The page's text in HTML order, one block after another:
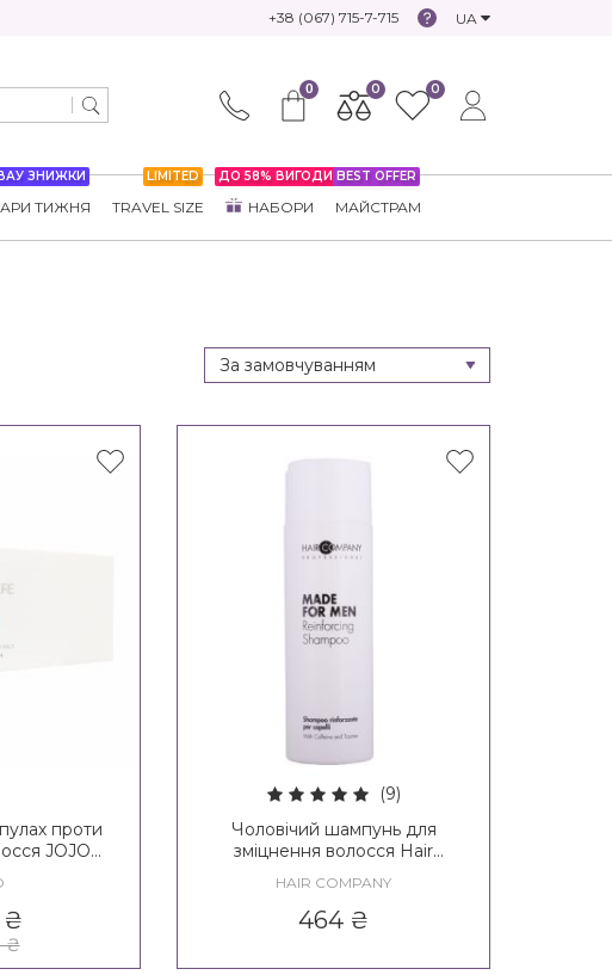
+38 (067) 715-7-715 UA
0 0 0
ЗНИЖКИ
ТИЖНЯ
LIMITED
TRAVEL SIZE
ДО 58% ВИГОДИ
НАБОРИ
BEST OFFER
МАЙСТРАМ
проти
JOJO
₴
₴
(9)
Чоловічий шампунь для
зміцнення волосся Hair
Reinforcing Shampoo
HAIR COMPANY
464₴